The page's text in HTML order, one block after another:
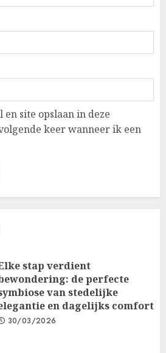
site opslaan in deze
keer wanneer ik een
stap verdient
de perfecte
van stedelijke
en dagelijks comfort
30/03/2026